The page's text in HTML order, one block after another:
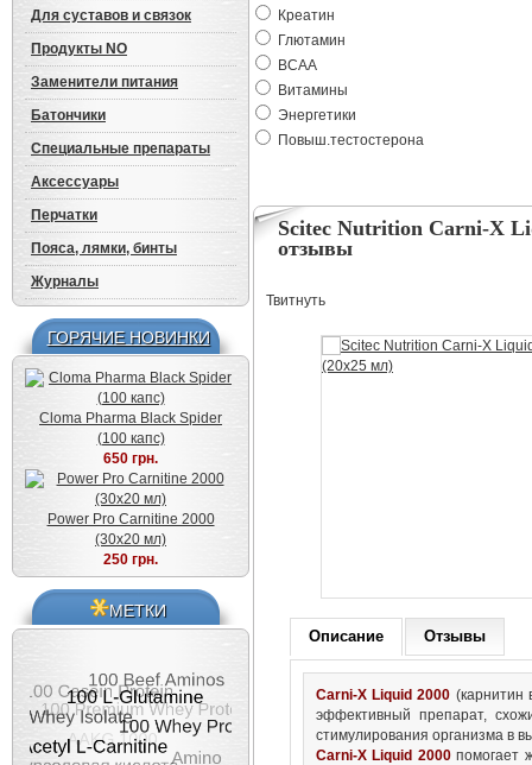
Для суставов и связок
Продукты NO
Заменители питания
Батончики
Специальные препараты
Аксессуары
Перчатки
Пояса, лямки, бинты
Журналы
ГОРЯЧИЕ НОВИНКИ
Cloma Pharma Black Spider
(100 капс)
650 грн.
Power Pro Carnitine 2000
(30x20 мл)
250 грн.
МЕТКИ
Креатин
Глютамин
BCAA
Витамины
Энергетики
Повыш.тестостерона
Scitec Nutrition Carni-X
отзывы
Твитнуть
Описание Отзывы
Carni-X Liquid 2000 (карнитин
эффективный препарат,
стимулирования организма в
Carni-X Liquid 2000помогает